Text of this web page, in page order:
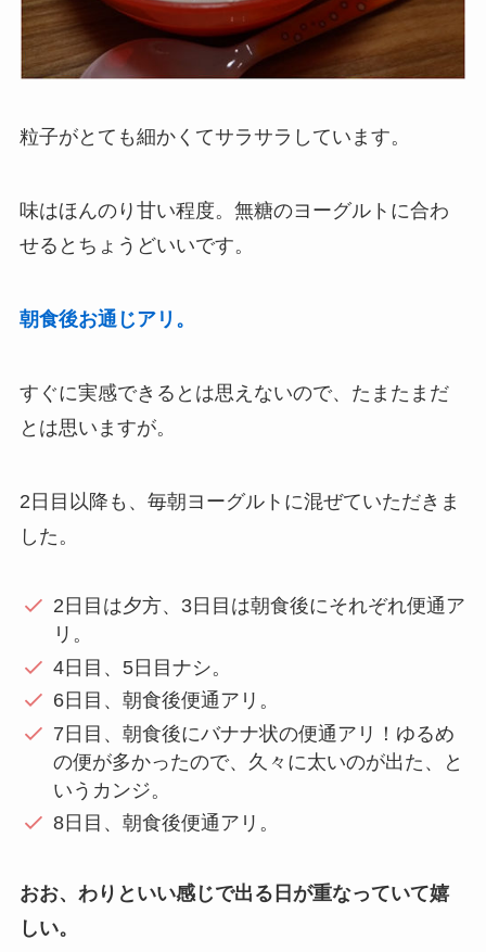
粒子がとても細かくてサラサラしています。
味はほんのり甘い程度。無糖のヨーグルトに合わ
せるとちょうどいいです。
朝食後お通じアリ。
すぐに実感できるとは思えないので、たまたまだ
とは思いますが。
2日目以降も、毎朝ヨーグルトに混ぜていただきま
した。
2日目は夕方、3日目は朝食後にそれぞれ便通ア
リ。
4日目、5日目ナシ。
6日目、朝食後便通アリ。
7日目、朝食後にバナナ状の便通アリ！ゆるめ
の便が多かったので、久々に太いのが出た、と
いうカンジ。
8日目、朝食後便通アリ。
おお、わりといい感じで出る日が重なっていて嬉
しい。